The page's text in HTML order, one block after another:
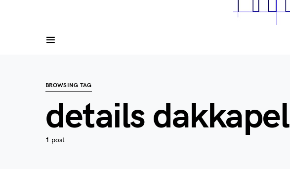
BROWSING TAG
details dakkapel
1 post